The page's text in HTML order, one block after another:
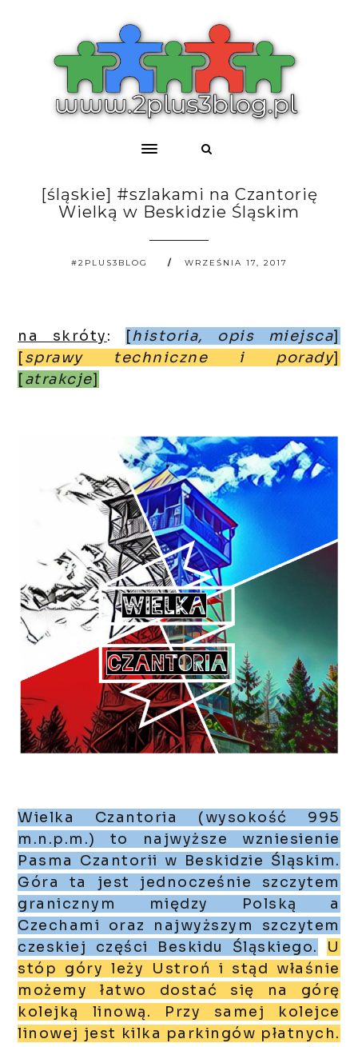
[śląskie] #szlakami na Czantorię
Wielką w Beskidzie Śląskim
#2PLUS3BLOG WRZEŚNIA 17, 2017
na skróty: [historia, opis miejsca]
[sprawy techniczne i porady]
[atrakcje]
Wielka Czantoria (wysokość 995
m.n.p.m.) to najwyższe wzniesienie
Pasma Czantorii w Beskidzie Śląskim.
Góra ta jest jednocześnie szczytem
granicznym między Polską a
Czechami oraz najwyższym szczytem
czeskiej części Beskidu Śląskiego.
U
stóp góry leży Ustroń i stąd właśnie
możemy łatwo dostać się na górę
kolejką linową. Przy samej kolejce
linowej jest kilka parkingów płatnych.